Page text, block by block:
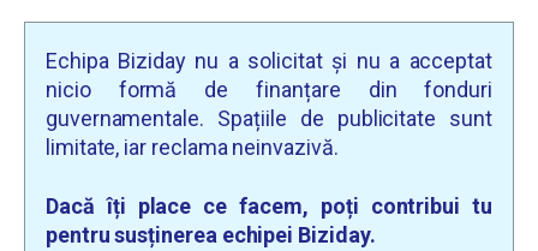
Echipa Biziday nu a solicitat și nu a acceptat
nicio formă de finanțare din fonduri
guvernamentale. Spațiile de publicitate sunt
limitate, iar reclama neinvazivă.
Dacă îți place ce facem, poți contribui tu
pentru susținerea echipei Biziday.